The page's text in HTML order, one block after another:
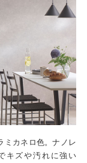
ミカネロ色。ナノレ
キズや汚れに強い